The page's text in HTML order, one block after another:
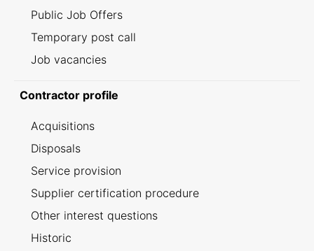
Public Job Offers
Temporary post call
Job vacancies
Contractor profile
Acquisitions
Disposals
Service provision
Supplier certification procedure
Other interest questions
Historic